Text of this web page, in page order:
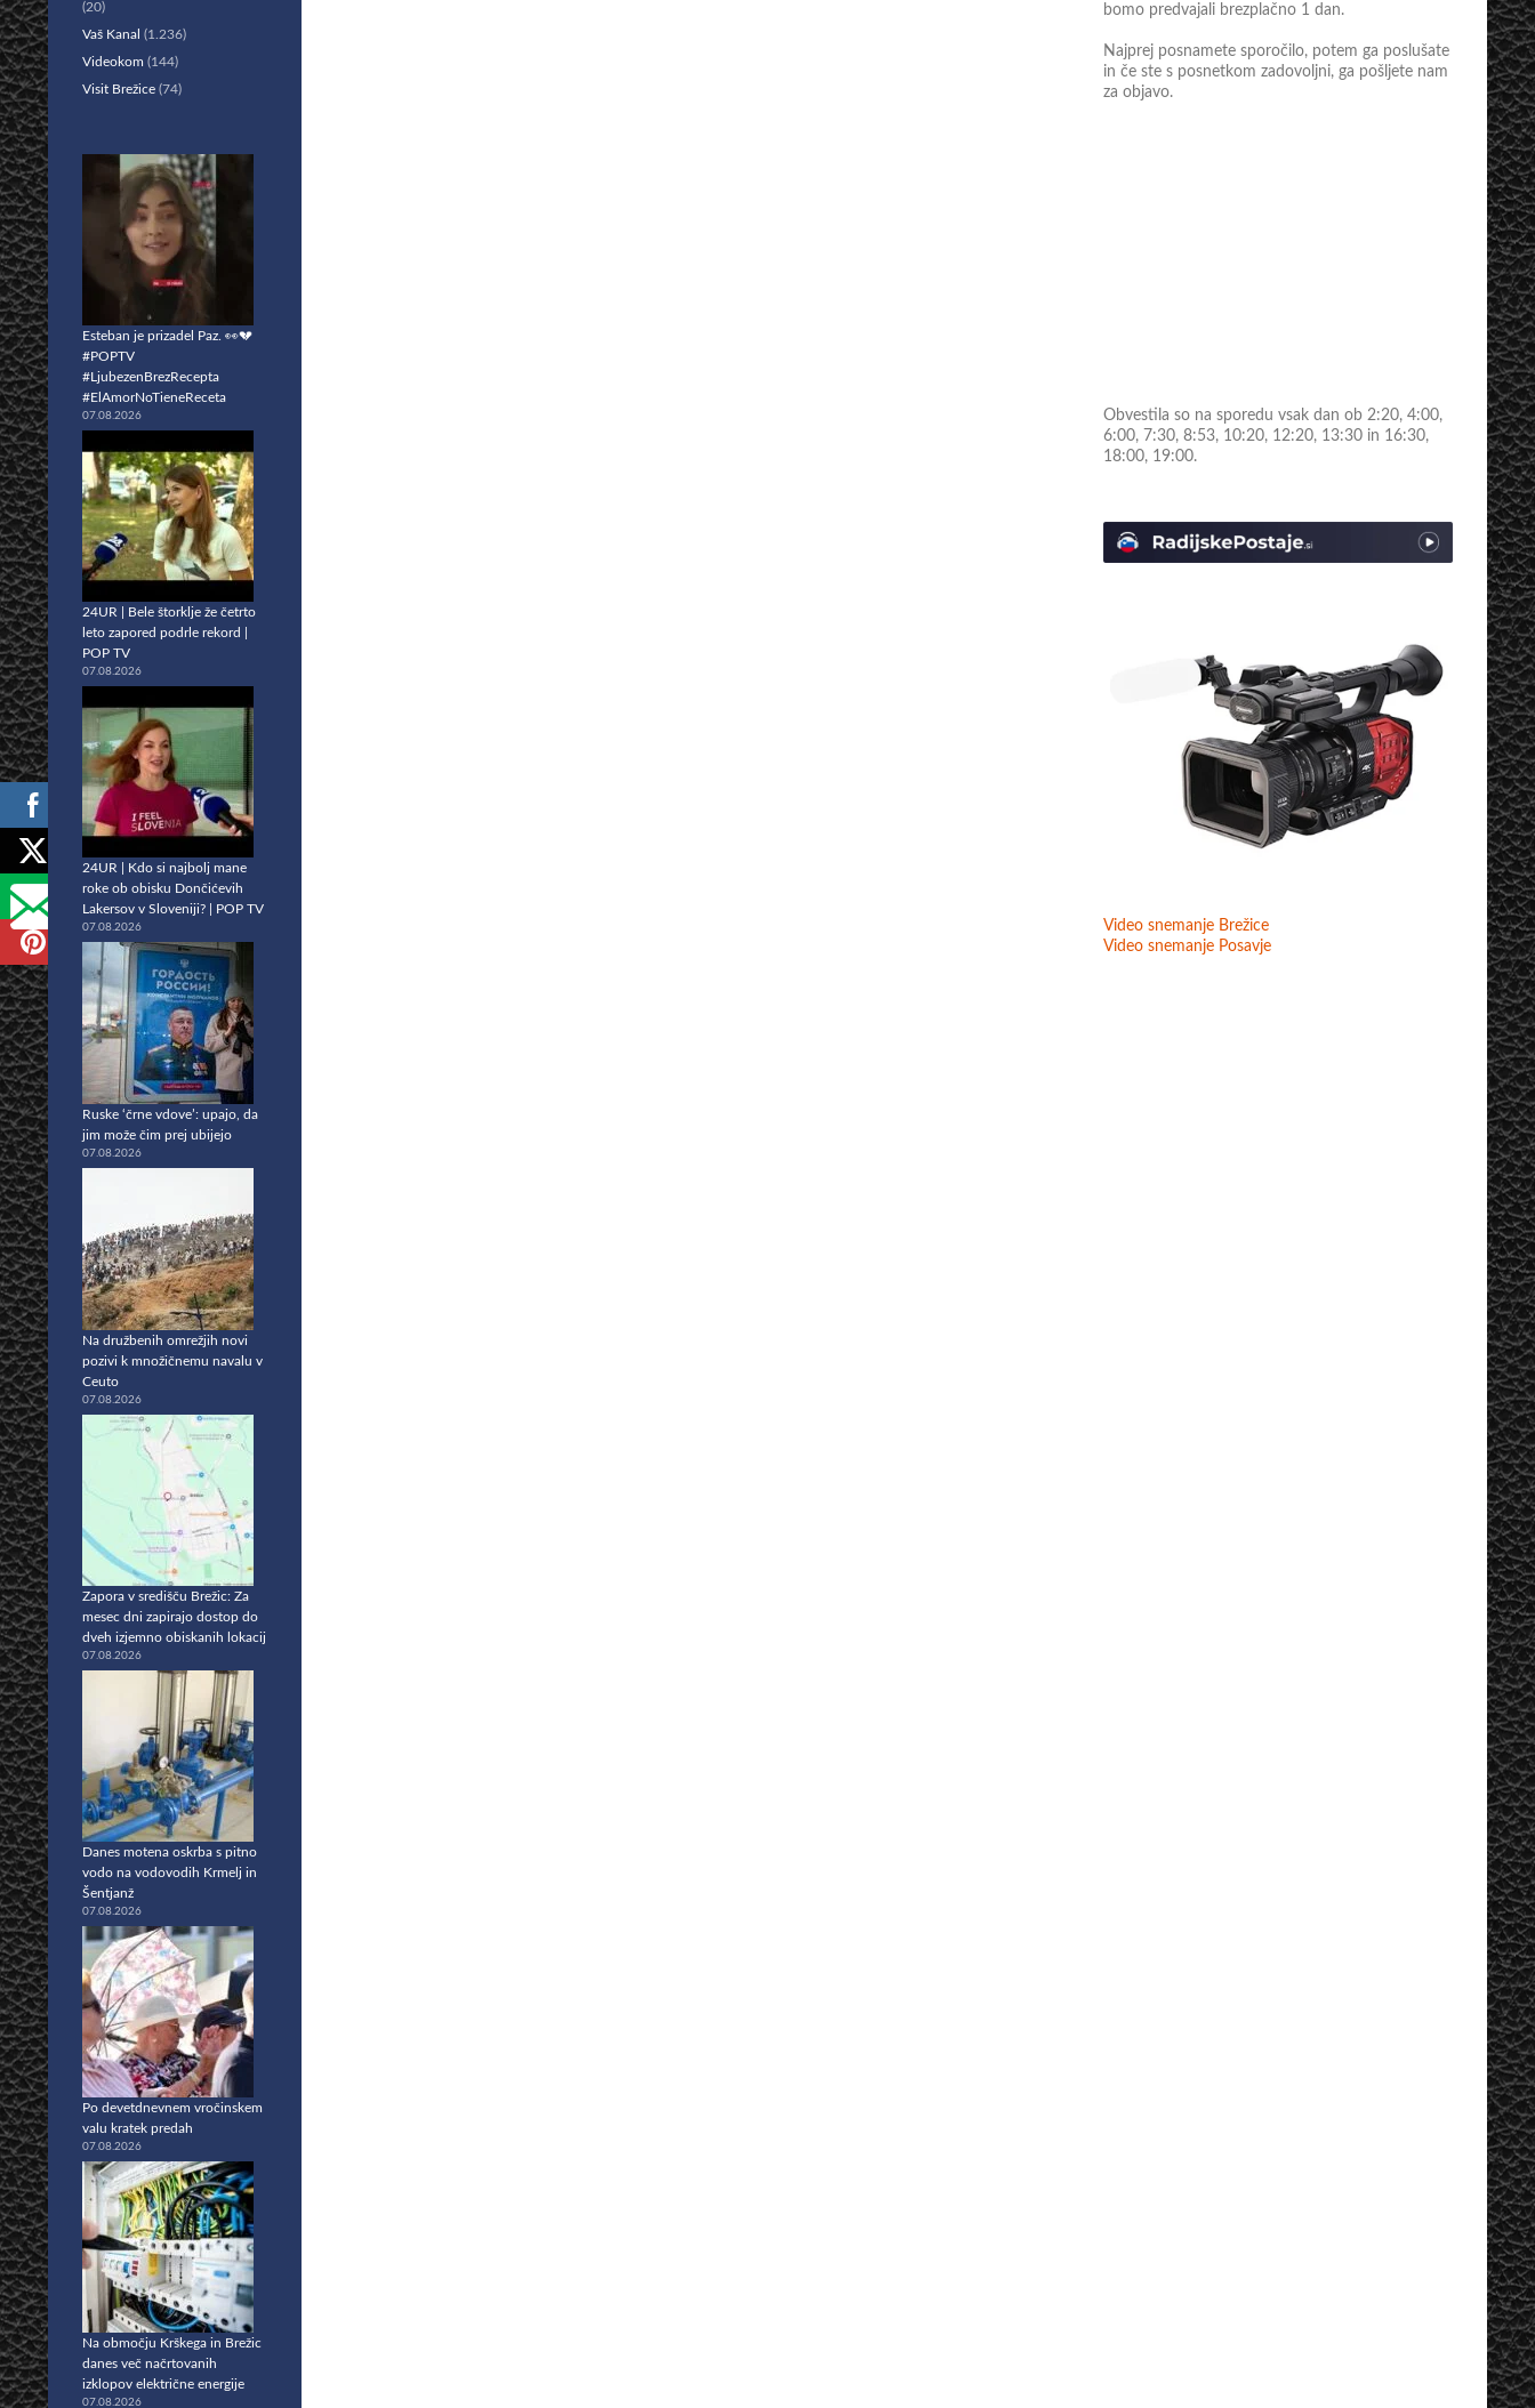
bomo predvajali brezplačno 1 dan.
Najprej posnamete sporočilo, potem ga poslušate
in če ste s posnetkom zadovoljni, ga pošljete nam
za objavo.
Obvestila so na sporedu vsak dan ob 2:20, 4:00,
6:00, 7:30, 8:53, 10:20, 12:20, 13:30 in 16:30,
18:00, 19:00.
Video snemanje Brežice
Video snemanje Posavje
(20)
Vaš Kanal (1.236)
Videokom (144)
Visit Brežice (74)
Esteban je prizadel Paz. 👀💔
#POPTV
#LjubezenBrezRecepta
#ElAmorNoTieneReceta
07.08.2026
24UR | Bele štorklje že četrto
leto zapored podrle rekord |
POP TV
07.08.2026
24UR | Kdo si najbolj mane
roke ob obisku Dončićevih
Lakersov v Sloveniji? | POP TV
07.08.2026
Ruske ‘črne vdove’: upajo, da
jim može čim prej ubijejo
07.08.2026
Na družbenih omrežjih novi
pozivi k množičnemu navalu v
Ceuto
07.08.2026
Zapora v središču Brežic: Za
mesec dni zapirajo dostop do
dveh izjemno obiskanih lokacij
07.08.2026
Danes motena oskrba s pitno
vodo na vodovodih Krmelj in
Šentjanž
07.08.2026
Po devetdnevnem vročinskem
valu kratek predah
07.08.2026
Na območju Krškega in Brežic
danes več načrtovanih
izklopov električne energije
07.08.2026